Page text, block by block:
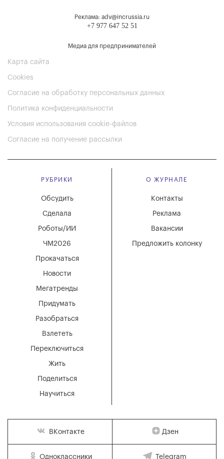
Реклама: adv@incrussia.ru
+7 977 647 52 51
Медиа для предпринимателей
Карта сайта
Cookies
Согласие на обработку персональных данных
Политика конфиденциальности
Условия использования cookie-файлов
Согласие на получение рассылки
РУБРИКИ
Мегатренды
Придумать
Разобраться
Взлететь
Новости
Переключиться
Жить
Поделиться
Научиться
Обсудить
Сделала
Роботы/ИИ
ЧМ2026
Прокачаться
О ЖУРНАЛЕ
Вакансии
Реклама
Контакты
Предложить колонку
ВКонтакте Дзен
Одноклассники Telegram